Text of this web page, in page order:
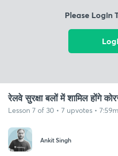
Please Login
रेलवे सुरक्षा बलों में शामिल होंगे
Lesson 7 of 30 • 7 upvotes •
Ankit Singh